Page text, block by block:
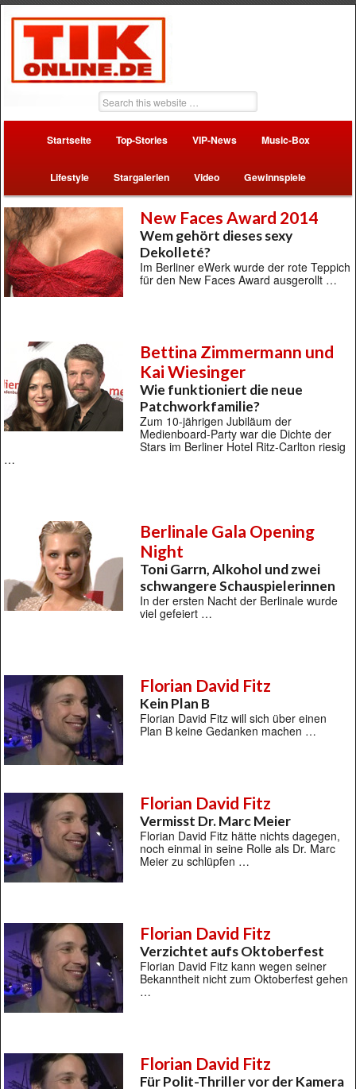
Startseite Top-Stories VIP-News Music-Box
Lifestyle Stargalerien Video Gewinnspiele
New Faces Award 2014
Wem gehört dieses sexy
Dekolleté?
Im Berliner eWerk wurde der rote Teppich
für den New Faces Award ausgerollt …
Bettina Zimmermann und
Kai Wiesinger
Wie funktioniert die neue
Patchworkfamilie?
Zum 10-jährigen Jubiläum der
Medienboard-Party war die Dichte der
Stars im Berliner Hotel Ritz-Carlton riesig
…
Berlinale Gala Opening
Night
Toni Garrn, Alkohol und zwei
schwangere Schauspielerinnen
In der ersten Nacht der Berlinale wurde
viel gefeiert …
Florian David Fitz
Kein Plan B
Florian David Fitz will sich über einen
Plan B keine Gedanken machen …
Florian David Fitz
Vermisst Dr. Marc Meier
Florian David Fitz hätte nichts dagegen,
noch einmal in seine Rolle als Dr. Marc
Meier zu schlüpfen …
Florian David Fitz
Verzichtet aufs Oktoberfest
Florian David Fitz kann wegen seiner
Bekanntheit nicht zum Oktoberfest gehen
…
Florian David Fitz
Für Polit-Thriller vor der Kamera